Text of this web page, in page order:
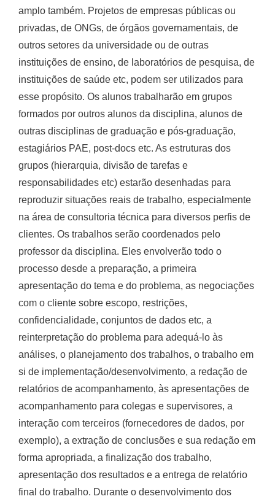
amplo também. Projetos de empresas públicas ou
privadas, de ONGs, de órgãos governamentais, de
outros setores da universidade ou de outras
instituições de ensino, de laboratórios de pesquisa, de
instituições de saúde etc, podem ser utilizados para
esse propósito. Os alunos trabalharão em grupos
formados por outros alunos da disciplina, alunos de
outras disciplinas de graduação e pós-graduação,
estagiários PAE, post-docs etc. As estruturas dos
grupos (hierarquia, divisão de tarefas e
responsabilidades etc) estarão desenhadas para
reproduzir situações reais de trabalho, especialmente
na área de consultoria técnica para diversos perfis de
clientes. Os trabalhos serão coordenados pelo
professor da disciplina. Eles envolverão todo o
processo desde a preparação, a primeira
apresentação do tema e do problema, as negociações
com o cliente sobre escopo, restrições,
confidencialidade, conjuntos de dados etc, a
reinterpretação do problema para adequá-lo às
análises, o planejamento dos trabalhos, o trabalho em
si de implementação/desenvolvimento, a redação de
relatórios de acompanhamento, às apresentações de
acompanhamento para colegas e supervisores, a
interação com terceiros (fornecedores de dados, por
exemplo), a extração de conclusões e sua redação em
forma apropriada, a finalização dos trabalho,
apresentação dos resultados e a entrega de relatório
final do trabalho. Durante o desenvolvimento dos